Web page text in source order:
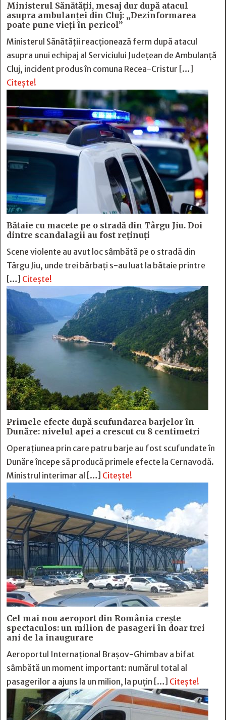
Ministerul Sănătății, mesaj dur după atacul
asupra ambulanței din Cluj: „Dezinformarea
poate pune vieți în pericol”
Ministerul Sănătății reacționează ferm după atacul
asupra unui echipaj al Serviciului Județean de Ambulanță
Cluj, incident produs în comuna Recea-Cristur […]
Citește!
Bătaie cu macete pe o stradă din Târgu Jiu. Doi
dintre scandalagii au fost reținuți
Scene violente au avut loc sâmbătă pe o stradă din
Târgu Jiu, unde trei bărbați s-au luat la bătaie printre
[…] Citește!
Primele efecte după scufundarea barjelor în
Dunăre: nivelul apei a crescut cu 8 centimetri
Operațiunea prin care patru barje au fost scufundate în
Dunăre începe să producă primele efecte la Cernavodă.
Ministrul interimar al […] Citește!
Cel mai nou aeroport din România crește
spectaculos: un milion de pasageri în doar trei
ani de la inaugurare
Aeroportul Internațional Brașov-Ghimbav a bifat
sâmbătă un moment important: numărul total al
pasagerilor a ajuns la un milion, la puțin […] Citește!